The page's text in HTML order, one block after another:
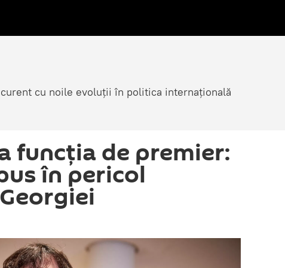
cu noile evoluții în politica internațională
funcția de premier:
în pericol